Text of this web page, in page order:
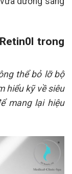
trong
thể bỏ lỡ bộ
hiểu kỹ về siêu
mang lại hiệu